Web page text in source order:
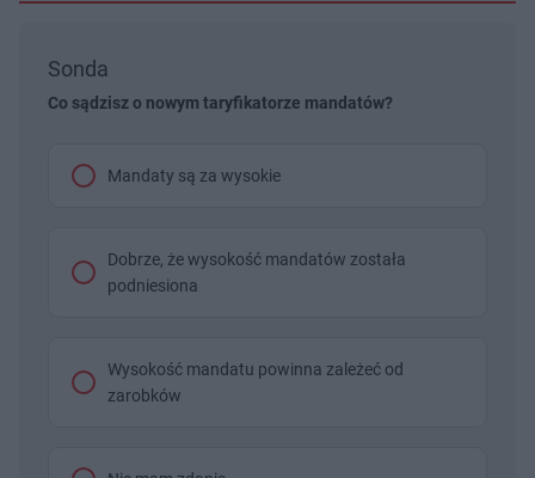
Sonda
Co sądzisz o nowym taryfikatorze mandatów?
Mandaty są za wysokie
Dobrze, że wysokość mandatów została
podniesiona
Wysokość mandatu powinna zależeć od
zarobków